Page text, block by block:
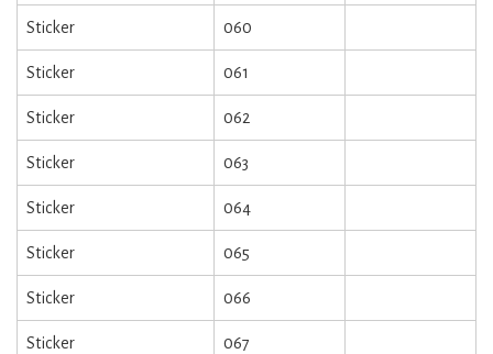
Sticker 060
Sticker 061
Sticker 062
Sticker 063
Sticker 064
Sticker 065
Sticker 066
Sticker 067